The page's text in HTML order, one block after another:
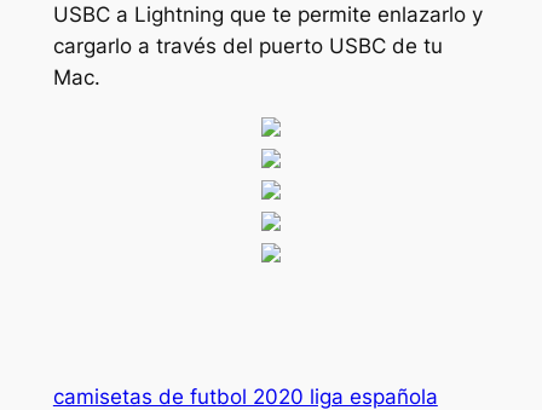
USBC a Lightning que te permite enlazarlo y
cargarlo a través del puerto USBC de tu
Mac.
camisetas de futbol 2020 liga española